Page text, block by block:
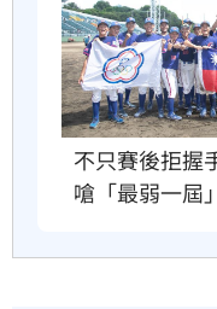
不只賽後拒握
嗆「最弱一屆」